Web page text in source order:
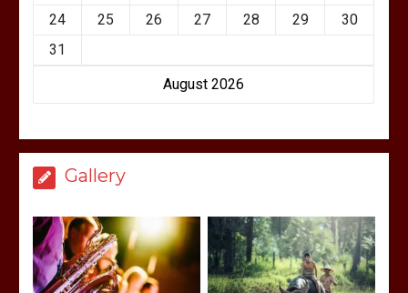
August 2026
24
25 26 27 28 29
30
31
Gallery